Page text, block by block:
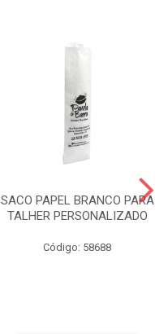
SACO PAPEL BRANCO PARA
TALHER PERSONALIZADO
Código: 58688